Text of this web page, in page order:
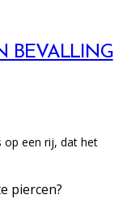
BEVALLING
op een rij, dat het